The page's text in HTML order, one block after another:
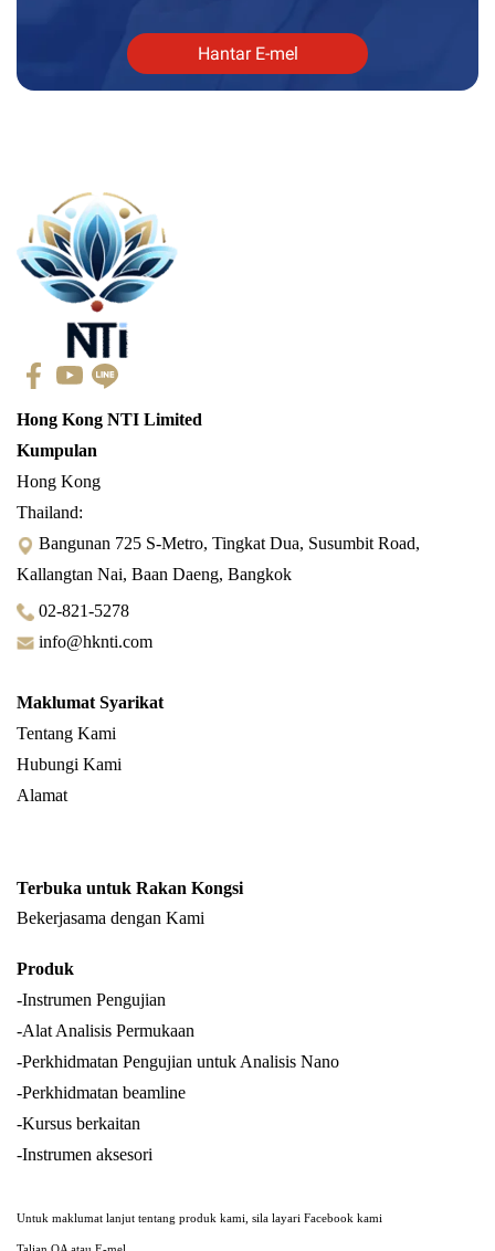
Hantar E-mel
Hong Kong NTI Limited
Kumpulan
Hong Kong
Thailand:
Bangunan 725 S-Metro, Tingkat Dua, Susumbit Road,
Kallangtan Nai, Baan Daeng, Bangkok
02-821-5278
info@hknti.com
Maklumat Syarikat
Tentang Kami
Hubungi Kami
Alamat
Terbuka untuk Rakan Kongsi
Bekerjasama dengan Kami
Produk
-Instrumen Pengujian
-Alat Analisis Permukaan
-Perkhidmatan Pengujian untuk Analisis Nano
-Perkhidmatan beamline
-Kursus berkaitan
-Instrumen aksesori
Untuk maklumat lanjut tentang produk kami, sila layari Facebook kami